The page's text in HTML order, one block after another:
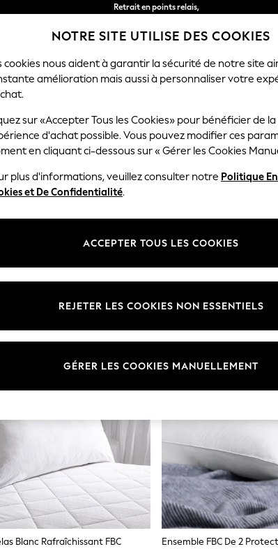
Retrait en points relais,
Livraison en 2-3 jours ouvrés*
BÉBÉ FEMME HOMME
HOME TOPPERS AND PROTECTORS FBC
Prix
Blanc Rafraîchissant FBC
NOTRE SITE UTILISE DES COOKIES
cookies nous aident à garantir la sécurité de notre site
amélioration mais aussi à personnaliser votre
sur «Accepter Tous les Cookies» pour bénéficier de
d'achat possible. Vous pouvez modifier ces
en cliquant ci-dessous sur « Gérer les Cookies
plus d'informations, veuillez consulter notre Politique
et De Confidentialité.
ACCEPTER TOUS LES COOKIES
GÉRER LES COOKIES MANUELLEMENT
REJETER LES COOKIES NON ESSENTIELS